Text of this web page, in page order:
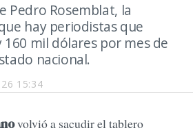
15:34
Pedro Rosemblat, la
hay periodistas que
mil dólares por mes de
nacional.
volvió a sacudir el tablero